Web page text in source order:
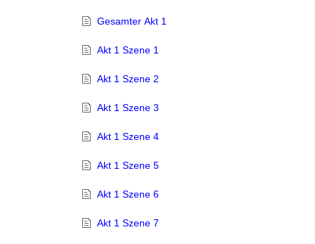
Gesamter Akt 1
Akt 1 Szene 1
Akt 1 Szene 2
Akt 1 Szene 3
Akt 1 Szene 4
Akt 1 Szene 5
Akt 1 Szene 6
Akt 1 Szene 7